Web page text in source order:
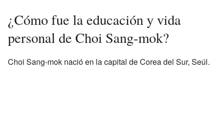
¿Cómo fue la educación y vida
personal de Choi Sang-mok?
Choi Sang-mok nació en la capital de Corea del Sur, Seúl.